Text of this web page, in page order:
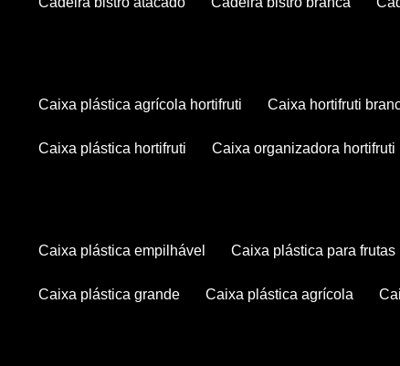
caixa plástica agrícola hortifruti caixa hortifruti
caixa plástica hortifruti caixa organizadora hortifruti
caixa plástica empilhável caixa plástica para frutas
caixa plástica grande caixa plástica agrícola